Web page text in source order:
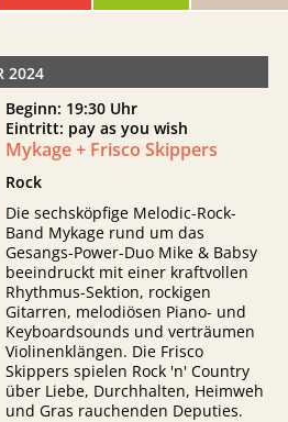
2024
Beginn: 19:30 Uhr
Eintritt: pay as you wish
Mykage + Frisco Skippers
Rock
Die sechsköpfige Melodic-Rock-
Band Mykage rund um das
Gesangs-Power-Duo Mike & Babsy
beeindruckt mit einer kraftvollen
Rhythmus-Sektion, rockigen
Gitarren, melodiösen Piano- und
Keyboardsounds und verträumen
Violinenklängen. Die Frisco
Skippers spielen Rock 'n' Country
über Liebe, Durchhalten, Heimweh
und Gras rauchenden Deputies.